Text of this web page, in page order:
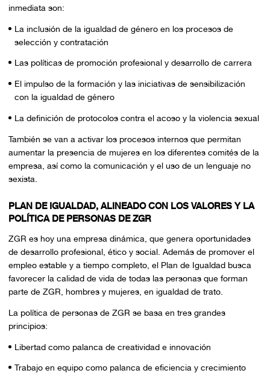
inmediata son:
La inclusión de la igualdad de género en los procesos de
selección y contratación
Las políticas de promoción profesional y desarrollo de carrera
El impulso de la formación y las iniciativas de sensibilización
con la igualdad de género
La definición de protocolos contra el acoso y la violencia sexual
También se van a activar los procesos internos que permitan
aumentar la presencia de mujeres en los diferentes comités de la
empresa, así como la comunicación y el uso de un lenguaje no
sexista.
PLAN DE IGUALDAD, ALINEADO CON LOS VALORES Y LA
POLÍTICA DE PERSONAS DE ZGR
ZGR es hoy una empresa dinámica, que genera oportunidades
de desarrollo profesional, ético y social. Además de promover el
empleo estable y a tiempo completo, el Plan de Igualdad busca
favorecer la calidad de vida de todas las personas que forman
parte de ZGR, hombres y mujeres, en igualdad de trato.
La política de personas de ZGR se basa en tres grandes
principios:
Libertad como palanca de creatividad e innovación
Trabajo en equipo como palanca de eficiencia y crecimiento